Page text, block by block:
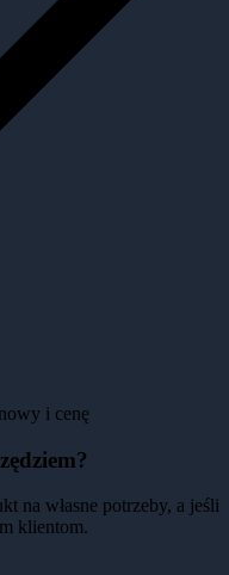
i cenę
na własne potrzeby, a jeśli
klientom.